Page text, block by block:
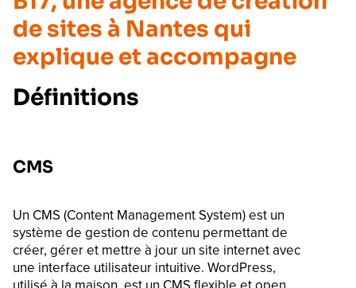
de sites à Nantes qui
explique et accompagne
Définitions
CMS
Un CMS (Content Management System) est un
système de gestion de contenu permettant de
créer, gérer et mettre à jour un site internet avec
une interface utilisateur intuitive. WordPress,